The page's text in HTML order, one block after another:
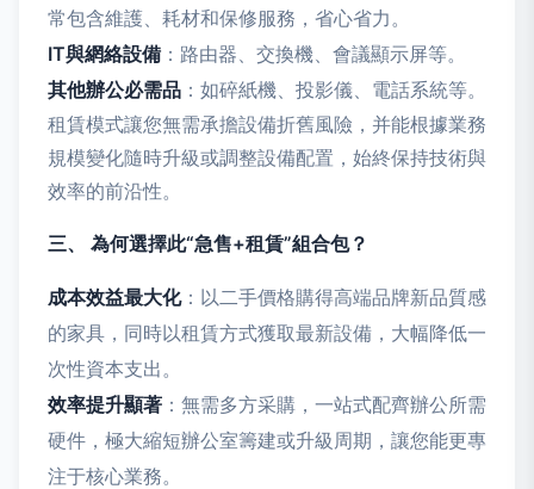
常包含維護、耗材和保修服務，省心省力。
IT與網絡設備 ：路由器、交換機、會議顯示屏等。
其他辦公必需品 ：如碎紙機、投影儀、電話系統等。
租賃模式讓您無需承擔設備折舊風險，并能根據業務
規模變化隨時升級或調整設備配置，始終保持技術與
效率的前沿性。
三、 為何選擇此“急售+租賃”組合包？
成本效益最大化：以二手價格購得高端品牌新品質感
的家具，同時以租賃方式獲取最新設備，大幅降低一
次性資本支出。
效率提升顯著 ：無需多方采購，一站式配齊辦公所需
硬件，極大縮短辦公室籌建或升級周期，讓您能更專
注于核心業務。